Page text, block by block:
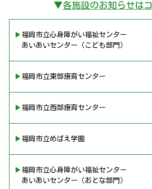
▼各施設のお知らせは
▶︎福岡市立心身障がい福祉センター
あいあいセンター（こども部門）
▶︎福岡市立東部療育センター
▶︎福岡市立西部療育センター
▶︎福岡市立めばえ学園
▶︎福岡市立心身障がい福祉センター
あいあいセンター（おとな部門）